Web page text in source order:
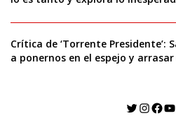
Crítica de ‘Torrente Presidente’:
a ponernos en el espejo y
Twitter